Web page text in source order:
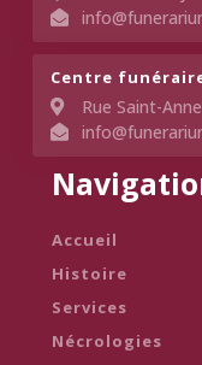
Accueil
Histoire
Services
Nécrologies
Centre
Rue Saint-